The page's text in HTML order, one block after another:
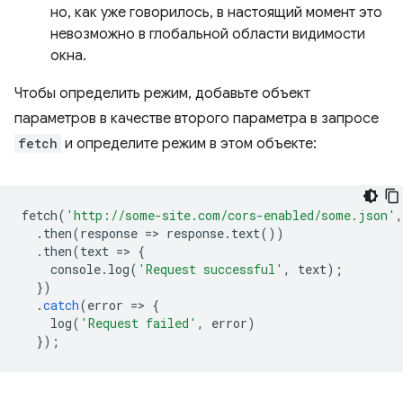
но, как уже говорилось, в настоящий момент это
невозможно в глобальной области видимости
окна.
Чтобы определить режим, добавьте объект
параметров в качестве второго параметра в запросе
fetch и определите режим в этом объекте:
fetch( 'http://some-site.com/cors-enabled/some.json' ,
. then(response => response. text())
. then(text => {
console. log( 'Request successful' , text);
})
.catch(error => {
log( 'Request failed' , error)
});